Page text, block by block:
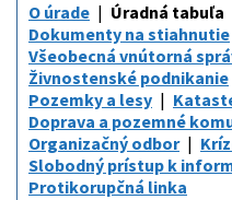
O úrade
Úradná tabuľa
Dokumenty na stiahnutie
Všeobecná vnútorná
Živnostenské podnikanie
Pozemky a lesy
Doprava a pozemné
Organizačný odbor
Slobodný prístup k
Protikorupčná linka